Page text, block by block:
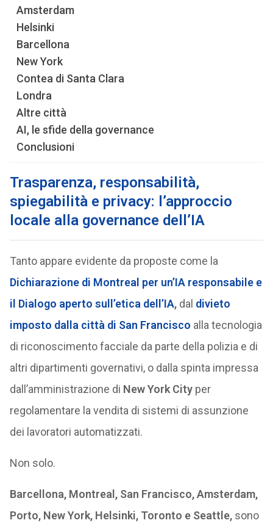
Amsterdam
Helsinki
Barcellona
New York
Contea di Santa Clara
Londra
Altre città
AI, le sfide della governance
Conclusioni
Trasparenza, responsabilità,
spiegabilità e privacy: l’approccio
locale alla governance dell’IA
Tanto appare evidente da proposte come la
Dichiarazione di Montreal per un’IA responsabile e
il Dialogo aperto sull’etica dell’IA,dal divieto
imposto dalla città di San Francisco alla tecnologia
di riconoscimento facciale da parte della polizia e di
altri dipartimenti governativi, o dalla spinta impressa
dall’amministrazione di New York Cityper
regolamentare la vendita di sistemi di assunzione
dei lavoratori automatizzati.
Non solo.
Barcellona, Montreal, San Francisco, Amsterdam,
Porto, New York, Helsinki, Toronto e Seattle, sono